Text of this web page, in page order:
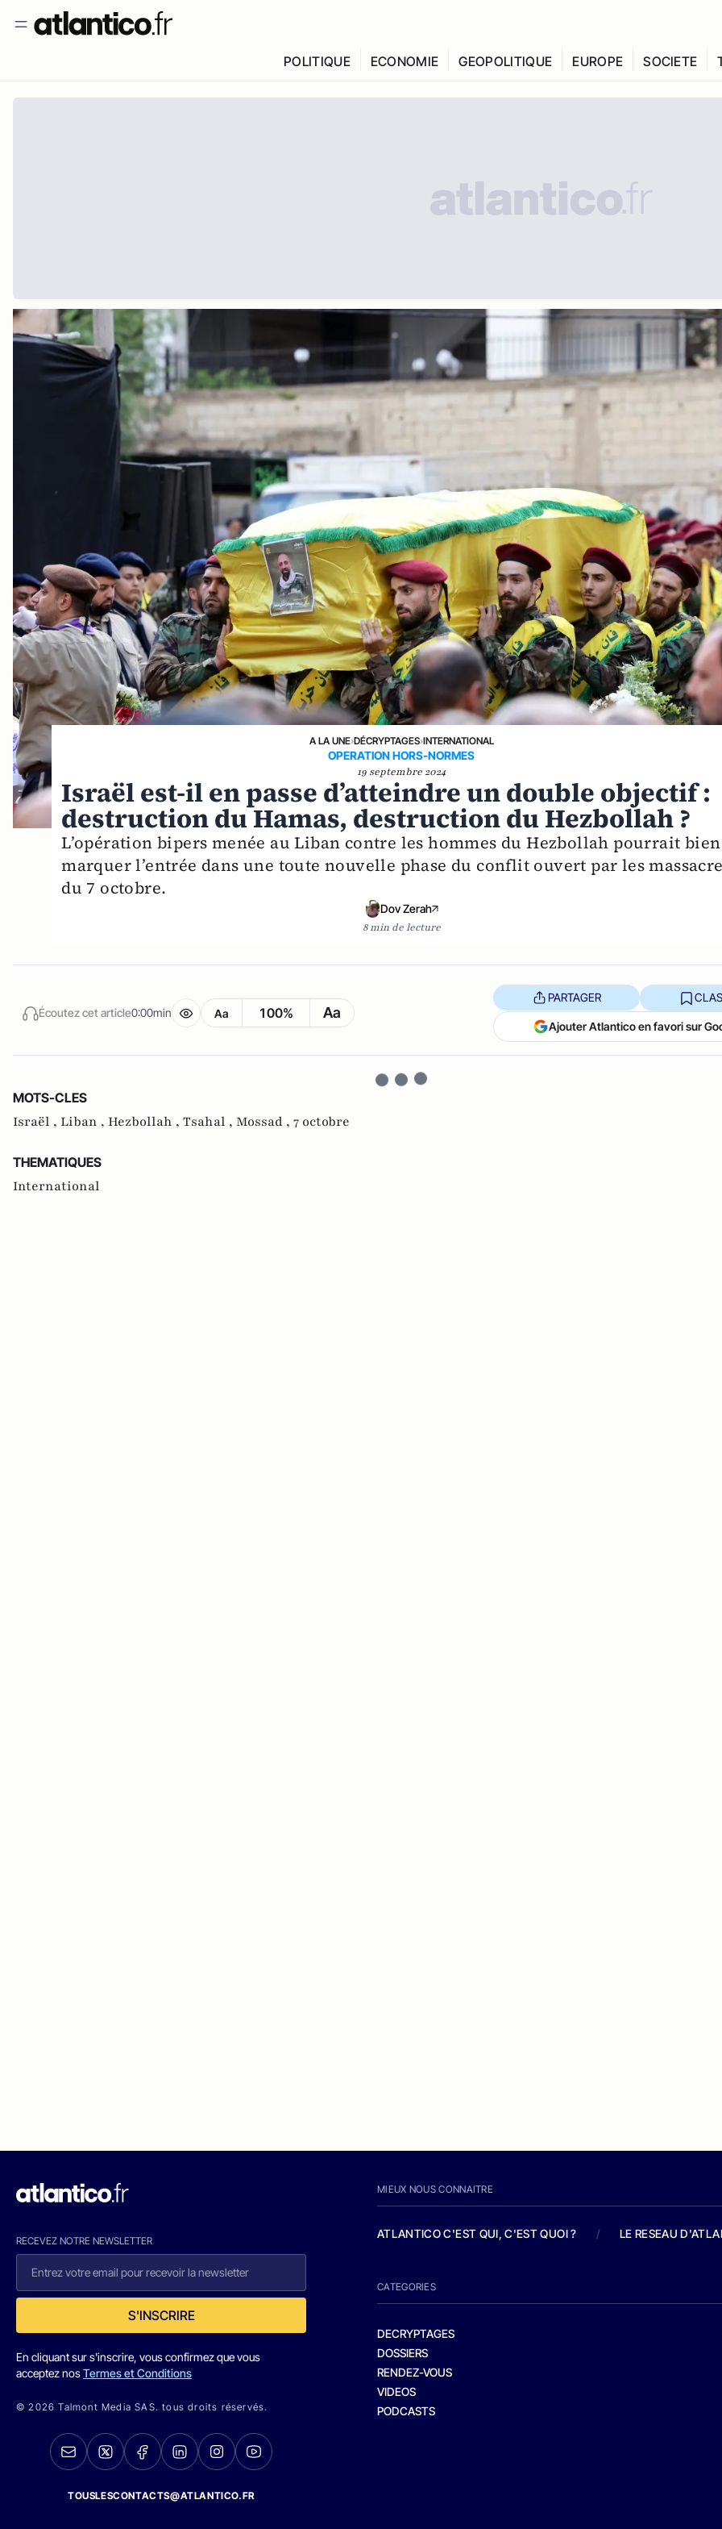
POLITIQUE ECONOMIE GEOPOLITIQUE EUROPE SOCIETE
A LA UNE›DÉCRYPTAGES›INTERNATIONAL
OPERATION HORS-NORMES
19 septembre 2024
Israël est-il en passe d’atteindre un double objectif :
destruction du Hamas, destruction du Hezbollah ?
L’opération bipers menée au Liban contre les hommes du Hezbollah pourrait bien
marquer l’entrée dans une toute nouvelle phase du conflit ouvert par les
du 7 octobre.
Dov Zerah
8 min de lecture
Écoutez cet article0:00min Aa 100% Aa
PARTAGER
Ajouter Atlantico en favori sur
MOTS-CLES
Israël , Liban , Hezbollah , Tsahal , Mossad , 7 octobre
THEMATIQUES
International
RECEVEZ NOTRE NEWSLETTER
S'INSCRIRE
En cliquant sur s'inscrire, vous confirmez que vous
acceptez nosTermes et Conditions
© 2026 Talmont Media SAS. tous droits réservés.
TOUSLESCONTACTS@ATLANTICO.FR
MIEUX NOUS CONNAITRE
ATLANTICO C'EST QUI, C'EST QUOI ? / LE RESEAU
CATEGORIES
DECRYPTAGES
DOSSIERS
RENDEZ-VOUS
VIDEOS
PODCASTS